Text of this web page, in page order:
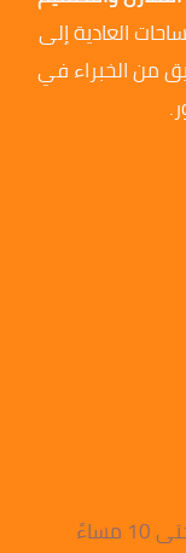
العادية إلى
من الخبراء في